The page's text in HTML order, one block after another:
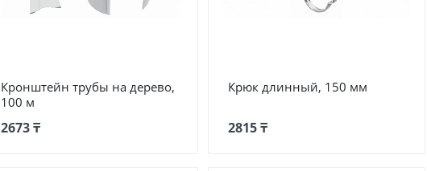
Кронштейн трубы на дерево,
100 м
2673 ₸
Крюк длинный, 150 мм
2815 ₸